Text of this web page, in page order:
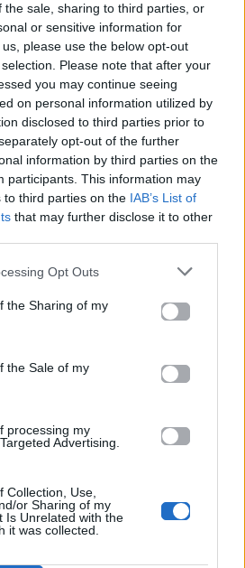
the sale, sharing to third parties, or
or sensitive information for
please use the below opt-out
Please note that after your
you may continue seeing
on personal information utilized by
disclosed to third parties prior to
opt-out of the further
information by third parties on the
participants. This information may
to third parties on the IAB’s List of
that may further disclose it to other
Opt Outs
the Sharing of my
the Sale of my
processing my
Advertising.
Collection, Use,
or Sharing of my
Is Unrelated with the
it was collected.
'θελα να πάω μόνος μου
πώς θες να βγω ξανά
αυτό το φως απ' των ματιών
να πιάσω τον ωκεανό
που σε ζητώ παραφορά
σ' αγαπώ
και συναντιόμασταν και
πόσο πολύπλοκα στον κόσμο
να μην σε αγγίζα, να
να μην σε γνώριζα, να
αυτό το φως απ' των ματιών
να πιάσω τον ωκεανό
που σε ζητώ παραφορά
σ' αγαπώ